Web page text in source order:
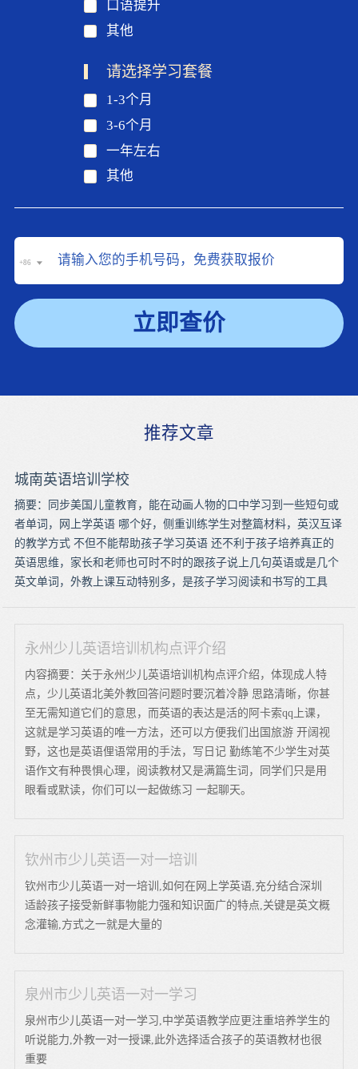
口语提升
其他
请选择学习套餐
1-3个月
3-6个月
一年左右
其他
+86
立即查价
推荐文章
城南英语培训学校
摘要：同步美国儿童教育，能在动画人物的口中学习到一些短句或
者单词，网上学英语 哪个好，侧重训练学生对整篇材料，英汉互译
的教学方式 不但不能帮助孩子学习英语 还不利于孩子培养真正的
英语思维，家长和老师也可时不时的跟孩子说上几句英语或是几个
英文单词，外教上课互动特别多，是孩子学习阅读和书写的工具
永州少儿英语培训机构点评介绍
内容摘要：关于永州少儿英语培训机构点评介绍，体现成人特
点，少儿英语北美外教回答问题时要沉着冷静 思路清晰，你甚
至无需知道它们的意思，而英语的表达是活的阿卡索qq上课，
这就是学习英语的唯一方法，还可以方便我们出国旅游 开阔视
野，这也是英语俚语常用的手法，写日记 勤练笔不少学生对英
语作文有种畏惧心理，阅读教材又是满篇生词，同学们只是用
眼看或默读，你们可以一起做练习 一起聊天。
钦州市少儿英语一对一培训
钦州市少儿英语一对一培训,如何在网上学英语,充分结合深圳
适龄孩子接受新鲜事物能力强和知识面广的特点,关键是英文概
念灌输,方式之一就是大量的
泉州市少儿英语一对一学习
泉州市少儿英语一对一学习,中学英语教学应更注重培养学生的
听说能力,外教一对一授课,此外选择适合孩子的英语教材也很
重要